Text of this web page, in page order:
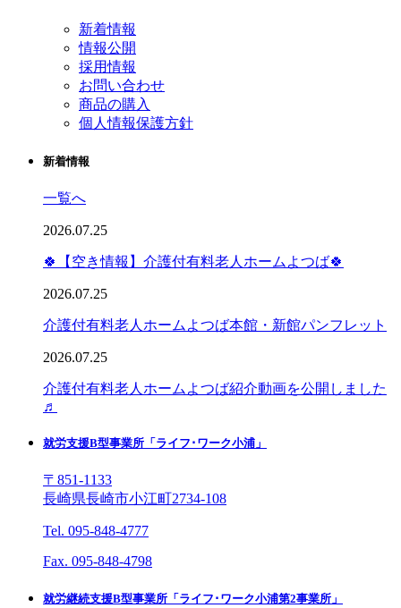
新着情報
情報公開
採用情報
お問い合わせ
商品の購入
個人情報保護方針
新着情報
一覧へ
2026.07.25
🍀【空き情報】介護付有料老人ホームよつば🍀
2026.07.25
介護付有料老人ホームよつば本館・新館パンフレット
2026.07.25
介護付有料老人ホームよつば紹介動画を公開しました
♬
就労支援B型事業所「ライフ･ワーク小浦」
〒851-1133
長崎県長崎市小江町2734-108
Tel. 095-848-4777
Fax. 095-848-4798
就労継続支援B型事業所「ライフ･ワーク小浦第2事業所」